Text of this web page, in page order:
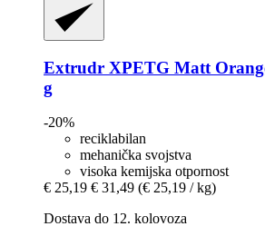
Extrudr XPETG Matt
g
-20%
reciklabilan
mehanička svojstva
visoka kemijska otpornost
€ 25,19 € 31,49 (€ 25,19 / kg)
Dostava do 12. kolovoza